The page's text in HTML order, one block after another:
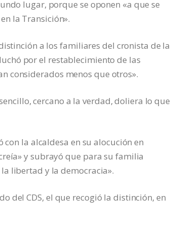
lugar, porque se oponen «a que se
la Transición».
a los familiares del cronista de la
por el restablecimiento de las
considerados menos que otros».
cercano a la verdad, doliera lo que
la alcaldesa en su alocución en
y subrayó que para su familia
libertad y la democracia».
del CDS, el que recogió la distinción, en